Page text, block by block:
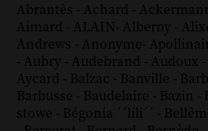
Abrantès - Achard -
Aimard - ALAIN- Alberny -
Andrews - Anonyme-
- Aubry - Audebrand - Audoux -
Aycard - Balzac - Banville -
Barbusse - Baudelaire - Bazin -
stowe - Bégonia ´´lili´´ -